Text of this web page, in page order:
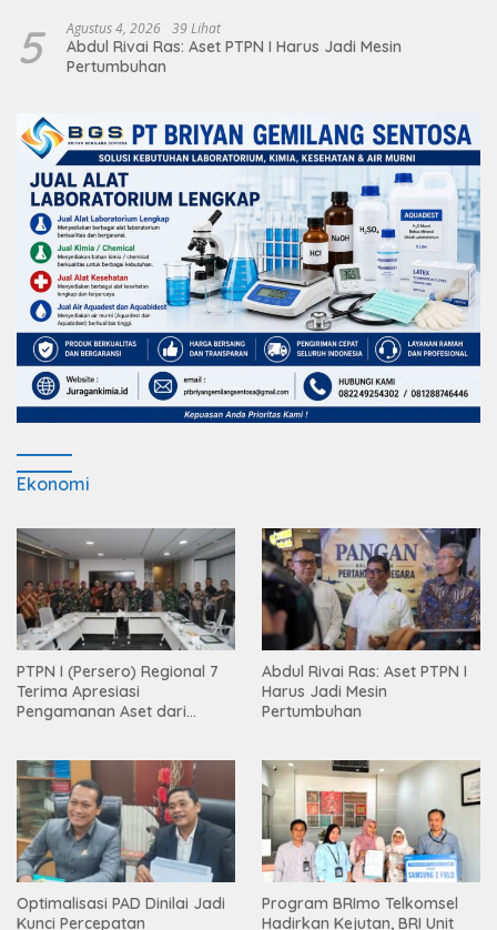
5 Agustus 4, 2026 39 Lihat
Abdul Rivai Ras: Aset PTPN I Harus Jadi Mesin
Pertumbuhan
Ekonomi
PTPN I (Persero) Regional 7
Terima Apresiasi
Pengamanan Aset dari
Abdul Rivai Ras: Aset PTPN I
Harus Jadi Mesin
Pertumbuhan
Optimalisasi PAD Dinilai Jadi
Kunci Percepatan
Program BRImo Telkomsel
Hadirkan Kejutan, BRI Unit